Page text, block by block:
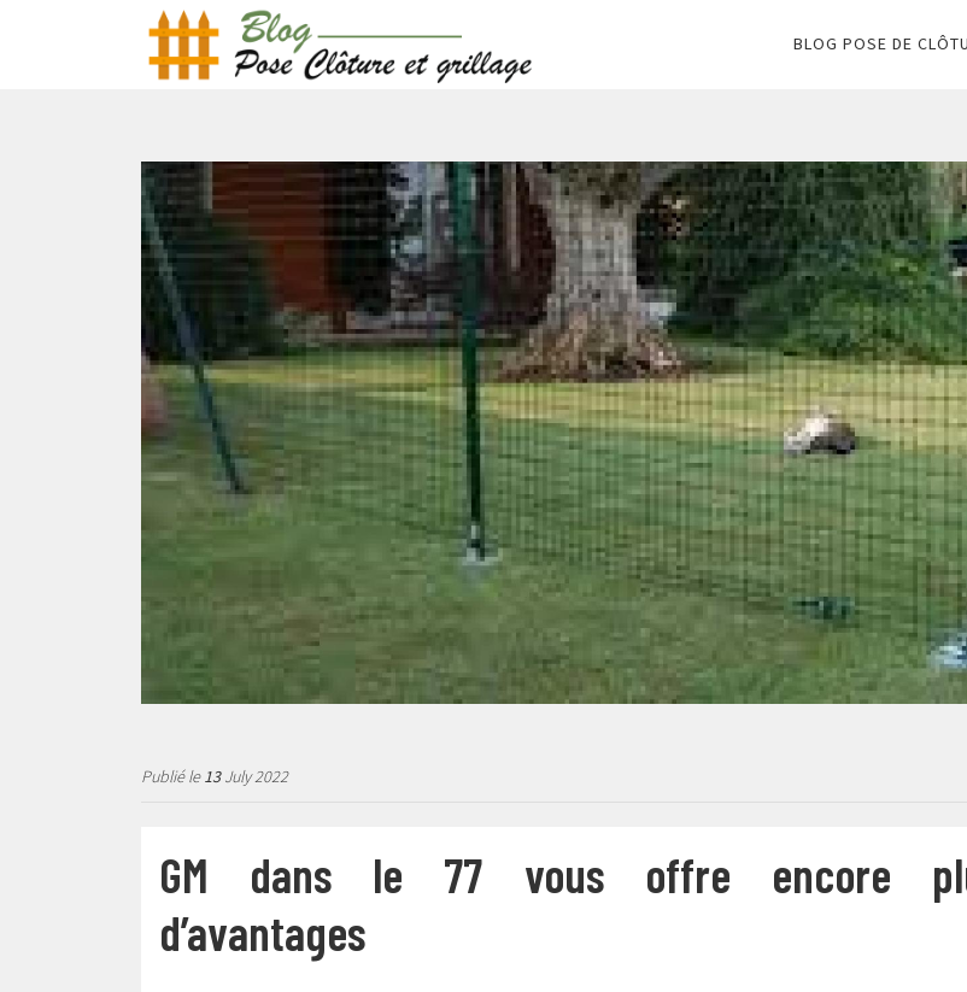
BLOG POSE DE
Publié le13July 2022
GM dans le 77 vous offre encore
d’avantages